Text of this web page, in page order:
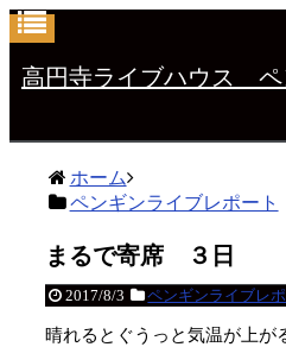
高円寺ライブハウス ペ
ホーム
ペンギンライブレポート
まるで寄席 ３日
2017/8/3 ペンギンライブレ
晴れるとぐうっと気温が上